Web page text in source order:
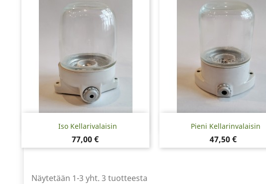
Iso Kellarivalaisin
Hinta
77,00 €
 Pikakatselu Pieni Kellarinvalaisin
Hinta
47,50 €
Pikakatselu
Näytetään 1-3 yht. 3 tuotteesta